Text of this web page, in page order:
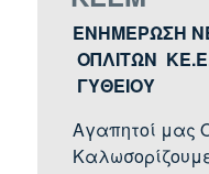
ΕΝΗΜΕΡΩΣΗ
ΟΠΛΙΤΩΝ
ΓΥΘΕΙΟΥ
Αγαπητοί μας